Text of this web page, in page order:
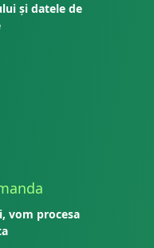
și datele de
vom procesa